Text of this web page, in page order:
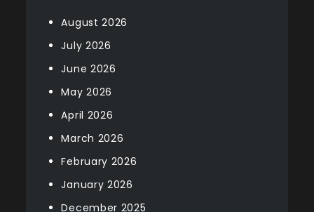
August 2026
July 2026
June 2026
May 2026
April 2026
March 2026
February 2026
January 2026
December 2025